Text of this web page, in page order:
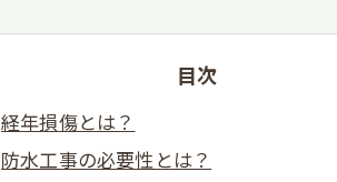
目次
経年損傷とは？
防水工事の必要性とは？